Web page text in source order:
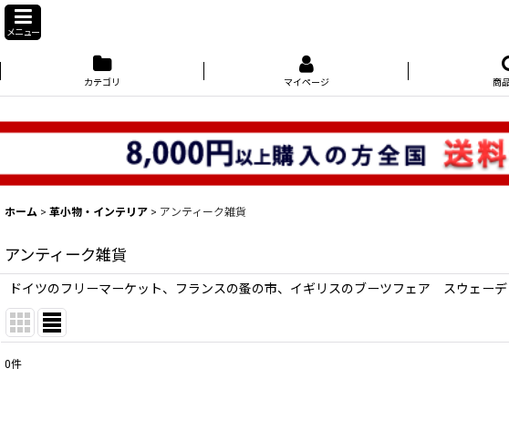
メニュー
カテゴリ マイページ 商
ホーム > 革小物・インテリア > アンティーク雑貨
アンティーク雑貨
ドイツのフリーマーケット、フランスの蚤の市、イギリスのブーツフェア スウェー
0件